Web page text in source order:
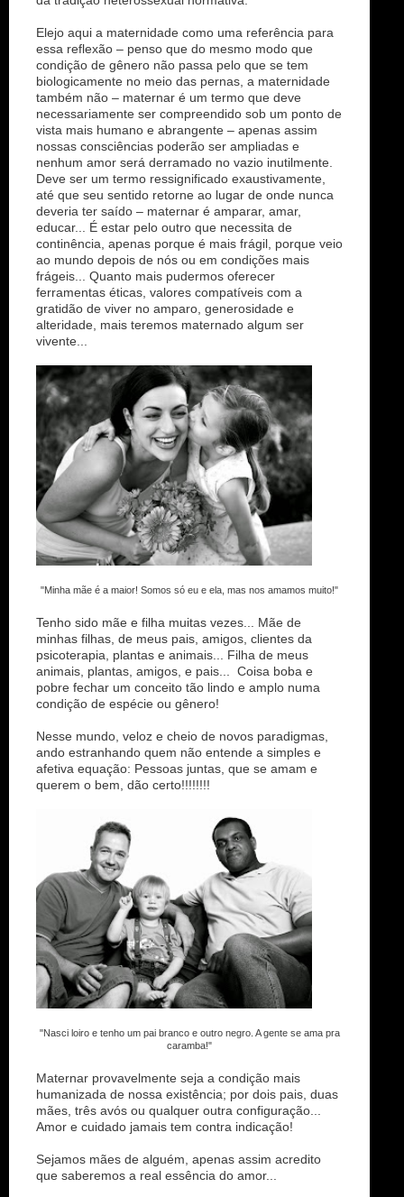
Elejo aqui a maternidade como uma referência para
essa reflexão – penso que do mesmo modo que
condição de gênero não passa pelo que se tem
biologicamente no meio das pernas, a maternidade
também não – maternar é um termo que deve
necessariamente ser compreendido sob um ponto de
vista mais humano e abrangente – apenas assim
nossas consciências poderão ser ampliadas e
nenhum amor será derramado no vazio inutilmente.
Deve ser um termo ressignificado exaustivamente,
até que seu sentido retorne ao lugar de onde nunca
deveria ter saído – maternar é amparar, amar,
educar... É estar pelo outro que necessita de
continência, apenas porque é mais frágil, porque veio
ao mundo depois de nós ou em condições mais
frágeis... Quanto mais pudermos oferecer
ferramentas éticas, valores compatíveis com a
gratidão de viver no amparo, generosidade e
alteridade, mais teremos maternado algum ser
vivente...
"Minha mãe é a maior! Somos só eu e ela, mas nos amamos muito!"
Tenho sido mãe e filha muitas vezes... Mãe de
minhas filhas, de meus pais, amigos, clientes da
psicoterapia, plantas e animais... Filha de meus
animais, plantas, amigos, e pais... Coisa boba e
pobre fechar um conceito tão lindo e amplo numa
condição de espécie ou gênero!
Nesse mundo, veloz e cheio de novos paradigmas,
ando estranhando quem não entende a simples e
afetiva equação: Pessoas juntas, que se amam e
querem o bem, dão certo!!!!!!!!
"Nasci loiro e tenho um pai branco e outro negro. A gente se ama pra
caramba!"
Maternar provavelmente seja a condição mais
humanizada de nossa existência; por dois pais, duas
mães, três avós ou qualquer outra configuração...
Amor e cuidado jamais tem contra indicação!
Sejamos mães de alguém, apenas assim acredito
que saberemos a real essência do amor...